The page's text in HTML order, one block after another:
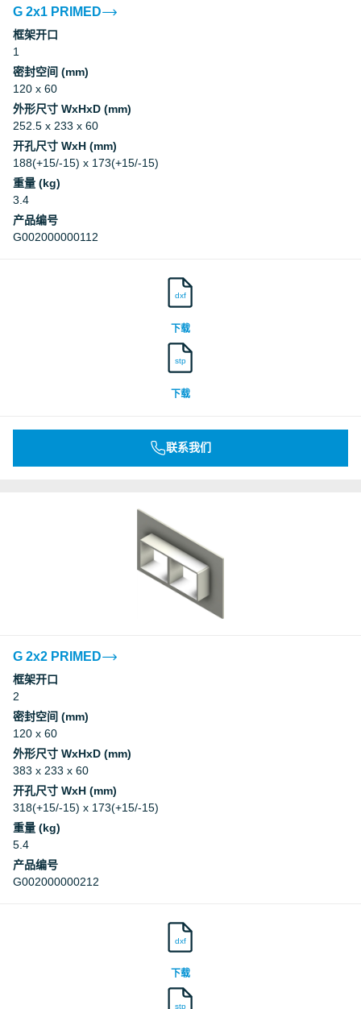
CCS
DNV
DNV
Underwriters Laboratories Inc.
Underwriters Laboratories Inc.
Underwriters Laboratories Inc.
Underwriters Laboratories Inc.
Underwriters Laboratories Inc.
Underwriters Laboratories Inc.
Underwriters Laboratories Inc.
Underwriters Laboratories Inc.
Underwriters Laboratories Inc.
G 2x1 PRIMED
框架开口
1
密封空间 (mm)
120 x 60
外形尺寸 WxHxD (mm)
252.5 x 233 x 60
开孔尺寸 WxH (mm)
188(+15/-15) x 173(+15/-15)
重量 (kg)
3.4
产品编号
G002000000112
dxf
下载
stp
下载
联系我们
G 2x2 PRIMED
框架开口
2
密封空间 (mm)
120 x 60
外形尺寸 WxHxD (mm)
383 x 233 x 60
开孔尺寸 WxH (mm)
318(+15/-15) x 173(+15/-15)
重量 (kg)
5.4
产品编号
G002000000212
dxf
下载
stp